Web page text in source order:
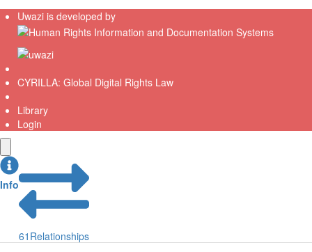
Uwazi is developed by
CYRILLA: Global Digital Rights Law
Library
Login
Info
61 Relationships